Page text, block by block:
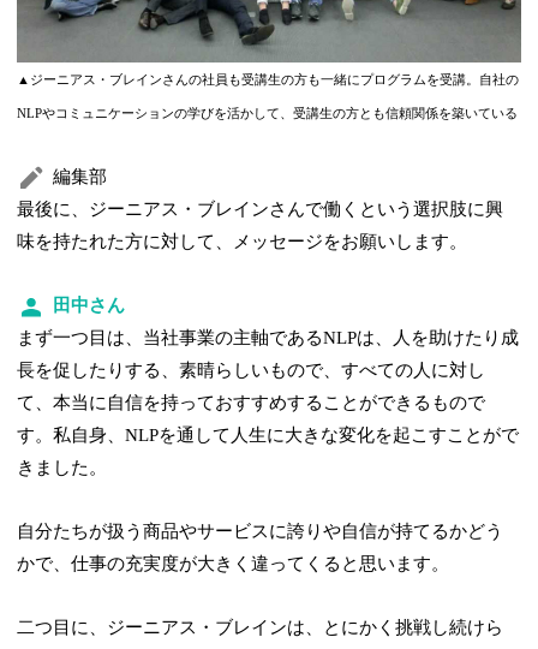
▲ジーニアス・ブレインさんの社員も受講生の方も一緒にプログラムを受講。自社の
NLPやコミュニケーションの学びを活かして、受講生の方とも信頼関係を築いている
編集部
最後に、ジーニアス・ブレインさんで働くという選択肢に興
味を持たれた方に対して、メッセージをお願いします。
田中さん
まず一つ目は、当社事業の主軸であるNLPは、人を助けたり成
長を促したりする、素晴らしいもので、すべての人に対し
て、本当に自信を持っておすすめすることができるもので
す。私自身、NLPを通して人生に大きな変化を起こすことがで
きました。
自分たちが扱う商品やサービスに誇りや自信が持てるかどう
かで、仕事の充実度が大きく違ってくると思います。
二つ目に、ジーニアス・ブレインは、とにかく挑戦し続けら